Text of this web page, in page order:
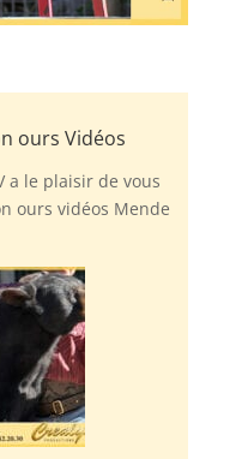
ours Vidéos
a le plaisir de vous
ours vidéos Mende